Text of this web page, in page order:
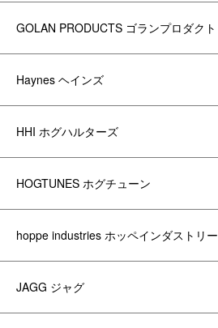
GOLAN PRODUCTS ゴランプロダクト
Haynes ヘインズ
HHI ホグハルターズ
HOGTUNES ホグチューン
hoppe industries ホッペインダストリー
JAGG ジャグ